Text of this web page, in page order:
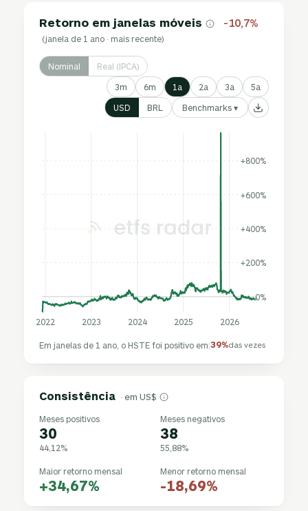
Retorno em janelas móveis -10,7%
(janela de 1 ano · mais recente)
Nominal Real (IPCA)
3m 6m 1a 2a 3a 5a
USD BRL Benchmarks ▾
0%
+200%
+400%
+600%
+800%
2022 2023 2024 2025 2026
Em janelas de 1 ano, o HSTE foi positivo em:39%das vezes
Consistência · em US$
Meses positivos
30
44,12%
Meses negativos
38
55,88%
Maior retorno mensal
+34,67%
Menor retorno mensal
-18,69%